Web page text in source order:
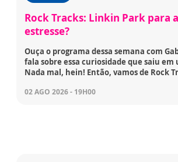
Rock Tracks: Linkin Park para
estresse?
Ouça o programa dessa semana com
fala sobre essa curiosidade que saiu em
Nada mal, hein! Então, vamos de Rock
02 AGO 2026 - 19H00